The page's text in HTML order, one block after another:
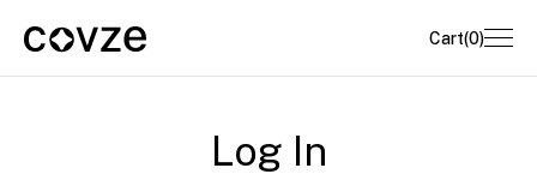
Cart(0)
Log In